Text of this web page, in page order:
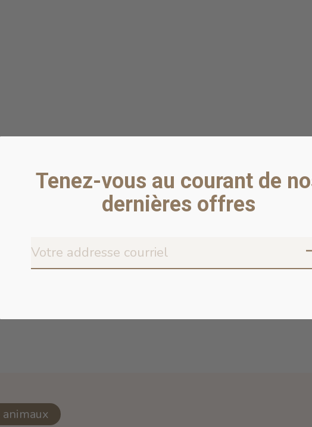
Don’t
Tenez-vous au courant de
dernières offres